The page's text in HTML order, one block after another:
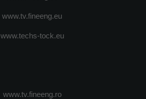
www.tv.fineeng.eu
www.techs-tock.eu
www.tv.fineeng.ro